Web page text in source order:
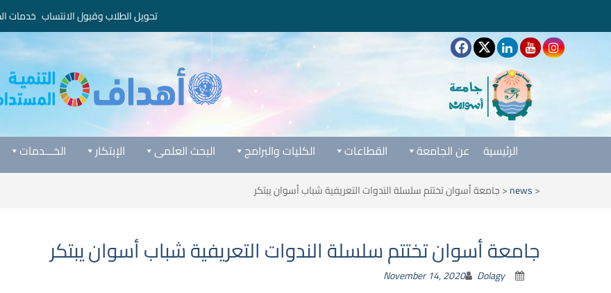
تحويل الطلاب وقبول الانتساب خدمات
الخـــدمات الإبتكار البحث العلمى الكليات والبرامج القطاعات عن الجامعة الرئيسية
<
news
<جامعة أسوان تختتم سلسلة الندوات التعريفية شباب أسوان يبتكر
جامعة أسوان تختتم سلسلة الندوات التعريفية شباب أسوان يبتكر
November 14, 2020 Dolagy